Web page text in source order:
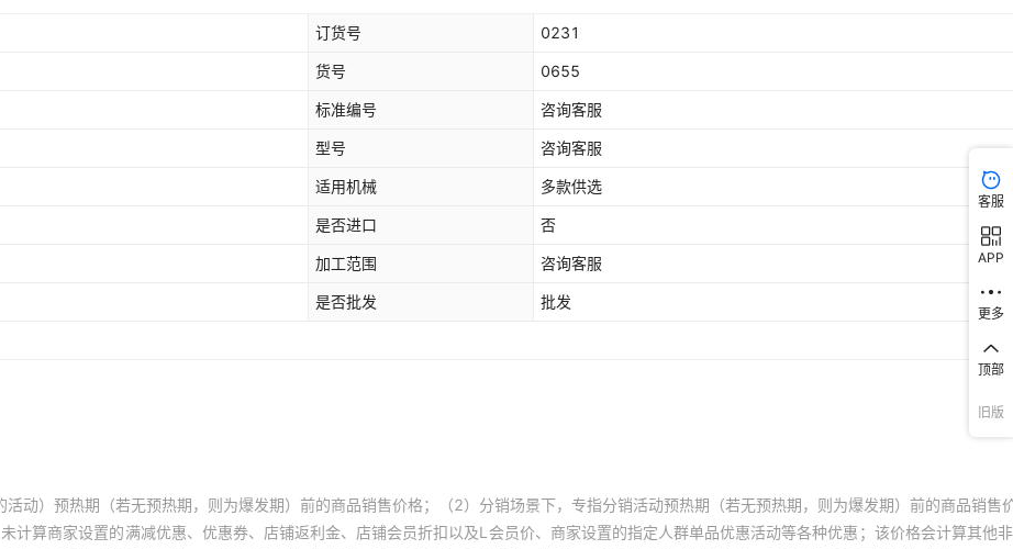
订货号 0231
货号 0655
标准编号 咨询客服
型号 咨询客服
适用机械 多款供选
是否进口 否
加工范围 咨询客服
是否批发 批发
活动）预热期（若无预热期，则为爆发期）前的商品销售价格；（2）分销场景下，专指分销活动预热期（若无预热期，则为爆发期）前的商品销售
计算商家设置的满减优惠、优惠券、店铺返利金、店铺会员折扣以及L会员价、商家设置的指定人群单品优惠活动等各种优惠；该价格会计算其他
客服
APP
更多
顶部
旧版